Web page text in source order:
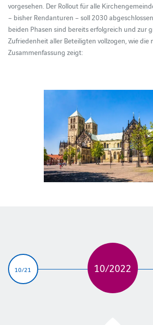
vorgesehen. Der Rollout für alle
– bisher Rendanturen – soll 2030
beiden Phasen sind bereits erfolgreich und zur
Zufriedenheit aller Beteiligten vollzogen, wie die
Zusammenfassung zeigt:
10/21 10/2022